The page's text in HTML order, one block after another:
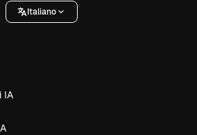
Italiano
IA